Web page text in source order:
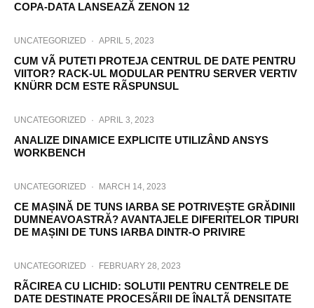
COPA-DATA LANSEAZĂ ZENON 12
UNCATEGORIZED · APRIL 5, 2023
CUM VÃ PUTETI PROTEJA CENTRUL DE DATE PENTRU
VIITOR? RACK-UL MODULAR PENTRU SERVER VERTIV
KNÜRR DCM ESTE RÃSPUNSUL
UNCATEGORIZED · APRIL 3, 2023
ANALIZE DINAMICE EXPLICITE UTILIZÂND ANSYS
WORKBENCH
UNCATEGORIZED · MARCH 14, 2023
CE MAȘINĂ DE TUNS IARBA SE POTRIVEȘTE GRĂDINII
DUMNEAVOASTRĂ? AVANTAJELE DIFERITELOR TIPURI
DE MAȘINI DE TUNS IARBA DINTR-O PRIVIRE
UNCATEGORIZED · FEBRUARY 28, 2023
RÃCIREA CU LICHID: SOLUTII PENTRU CENTRELE DE
DATE DESTINATE PROCESÃRII DE ÎNALTÃ DENSITATE